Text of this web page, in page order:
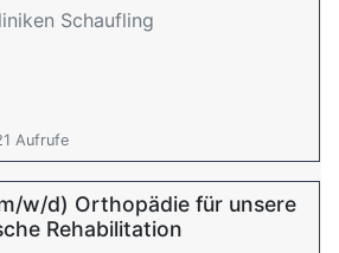
Schaufling
Aufrufe
w/d) Orthopädie für unsere
Rehabilitation